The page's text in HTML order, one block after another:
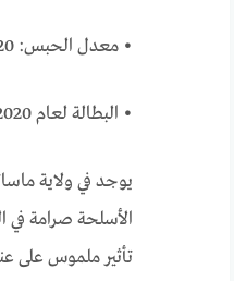
• معدل الحبس: 120 لكل 100،000 ساكن (الأدنى)
• البطالة لعام 2020: 3.3٪ (15 أدنى مستوى)
يوجد في ولاية
الأسلحة صرامة في
تأثير ملموس على